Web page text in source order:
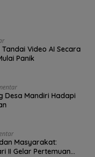
Video AI Secara
Panik
Desa Mandiri Hadapi
Masyarakat:
II Gelar Pertemuan